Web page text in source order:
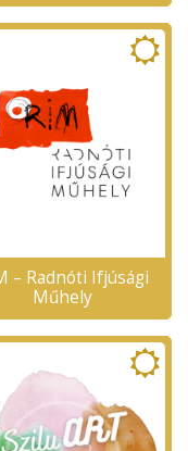
– Radnóti Ifjúsági
Műhely